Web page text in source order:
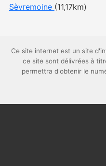
Sèvremoine (11,17km)
Ce site internet est un site
ce site sont délivrées à
permettra d'obtenir le